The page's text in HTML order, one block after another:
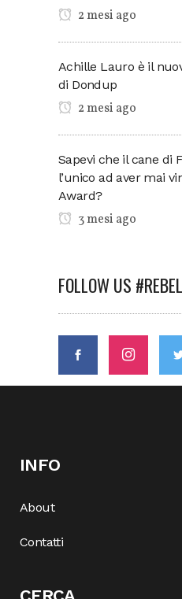
2 mesi ago
Achille Lauro è il
di Dondup
2 mesi ago
Sapevi che il cane di
l’unico ad aver mai
Award?
3 mesi ago
FOLLOW US
INFO
About
Contatti